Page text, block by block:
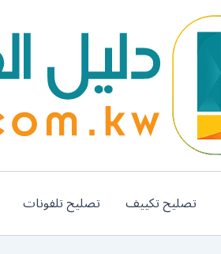
تصليح تكييف تصليح تلفونات